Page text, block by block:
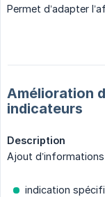
Permet d’adapter
Amélioration
indicateurs
Description
Ajout
indication